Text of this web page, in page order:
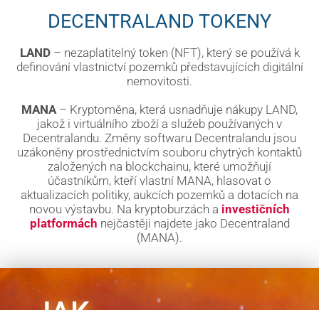
DECENTRALAND TOKENY
LAND– nezaplatitelný token (NFT), který se používá k
definování vlastnictví pozemků představujících digitální
nemovitosti.
MANA – Kryptoměna, která usnadňuje nákupy LAND,
jakož i virtuálního zboží a služeb používaných v
Decentralandu. Změny softwaru Decentralandu jsou
uzákoněny prostřednictvím souboru chytrých kontaktů
založených na blockchainu, které umožňují
účastníkům, kteří vlastní MANA, hlasovat o
aktualizacích politiky, aukcích pozemků a dotacích na
novou výstavbu. Na kryptoburzách a investičních
platformách nejčastěji najdete jako Decentraland
(MANA).